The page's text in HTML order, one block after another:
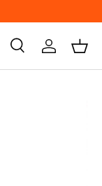
Sök Logga inKorg